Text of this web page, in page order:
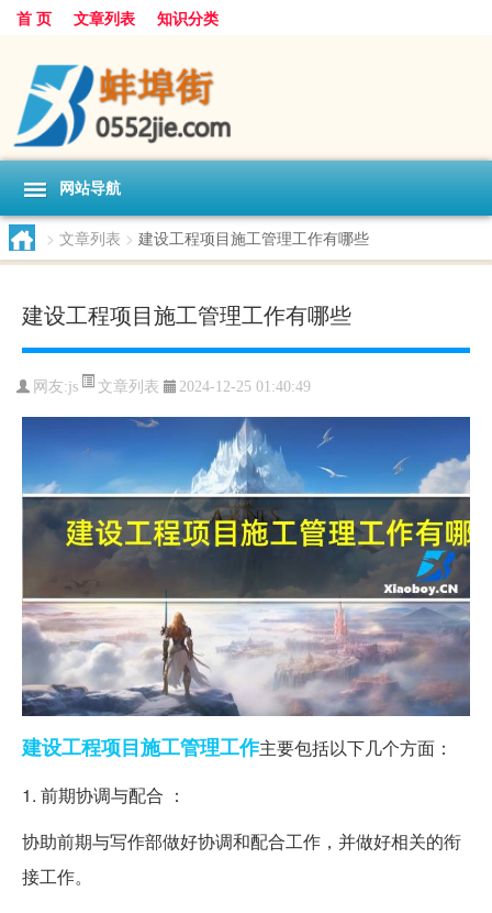
首 页 文章列表 知识分类
网站导航
> 文章列表 > 建设工程项目施工管理工作有哪些
建设工程项目施工管理工作有哪些
网友:js 文章列表 2024-12-25 01:40:49
建设工程项目施工管理工作主要包括以下几个方面：
1. 前期协调与配合 ：
协助前期与写作部做好协调和配合工作，并做好相关的衔
接工作。